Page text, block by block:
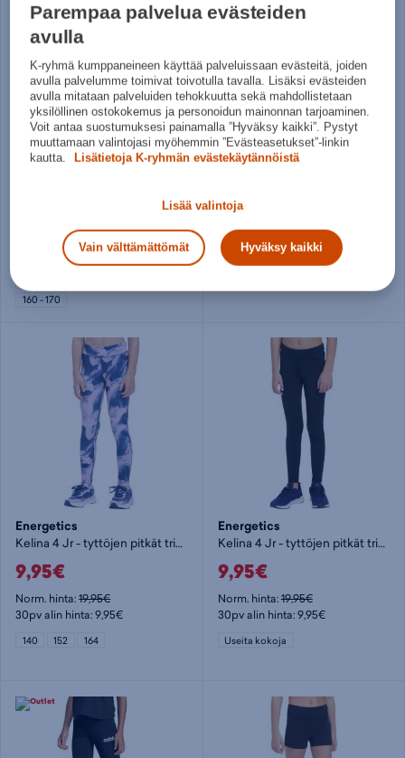
Under Armour
Norm. hinta:40€
30pv alin hinta: 15€
160 - 170
Energetics
9,95€
Norm. hinta:
19,95€
30pv alin hinta: 9,95€
Energetics
Kelina 4 Jr - tyttöjen pitkät trikoot
9,95€
Norm. hinta:19,95€
30pv alin hinta: 9,95€
140 152 164
Energetics
Kelina 4 Jr - tyttöjen pitkät trikoot
9,95€
Norm. hinta:19,95€
30pv alin hinta: 9,95€
Useita kokoja
Parempaa palvelua evästeiden
avulla
K-ryhmä kumppaneineen käyttää palveluissaan evästeitä, joiden
avulla palvelumme toimivat toivotulla tavalla. Lisäksi evästeiden
avulla mitataan palveluiden tehokkuutta sekä mahdollistetaan
yksilöllinen ostokokemus ja personoidun mainonnan tarjoaminen.
Voit antaa suostumuksesi painamalla ”Hyväksy kaikki”. Pystyt
muuttamaan valintojasi myöhemmin ”Evästeasetukset”-linkin
kautta.
Lisätietoja K-ryhmän evästekäytännöistä
Lisää valintoja
Vain välttämättömät Hyväksy kaikki